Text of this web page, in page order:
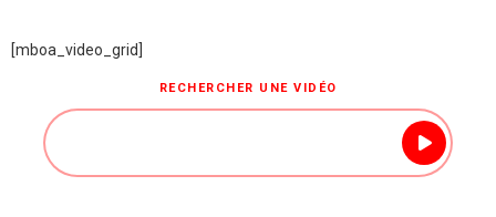
[mboa_video_grid]
RECHERCHER UNE VIDÉO